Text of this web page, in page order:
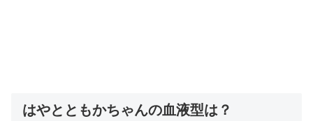
はやとともかちゃんの血液型は？